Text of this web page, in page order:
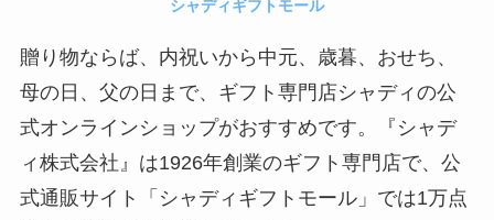
シャディギフトモール
贈り物ならば、内祝いから中元、歳暮、おせち、
母の日、父の日まで、ギフト専門店シャディの公
式オンラインショップがおすすめです。『シャデ
ィ株式会社』は1926年創業のギフト専門店で、公
式通販サイト「シャディギフトモール」では1万点